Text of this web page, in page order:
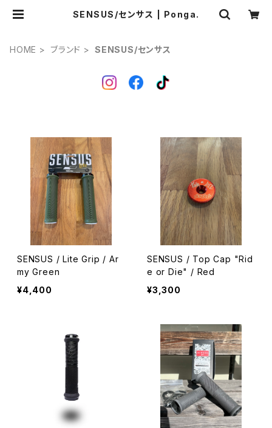
SENSUS/センサス | Ponga.
HOME ブランド SENSUS/センサス
SENSUS / Lite Grip / Ar
my Green
¥4,400
SENSUS / Top Cap "Rid
e or Die" / Red
¥3,300